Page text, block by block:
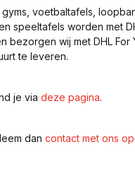
voetbaltafels,
speeltafels worden met
wij met DHL For
te leveren.
je via deze pagina.
dan contact met ons op